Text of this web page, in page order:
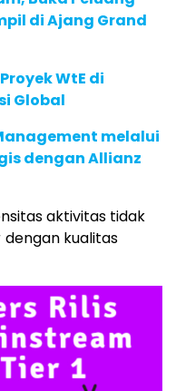
di Ajang Grand
Proyek WtE di
Global
melalui
dengan Allianz
aktivitas tidak
dengan kualitas